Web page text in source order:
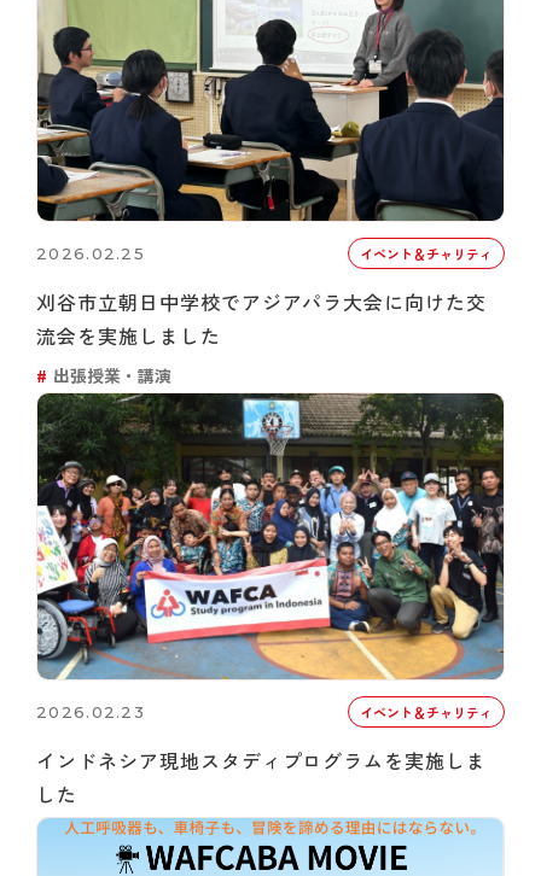
2026.02.25 イベント＆チャリティ
刈谷市立朝日中学校でアジアパラ大会に向けた交
流会を実施しました
出張授業・講演
2026.02.23 イベント＆チャリティ
インドネシア現地スタディプログラムを実施しま
した